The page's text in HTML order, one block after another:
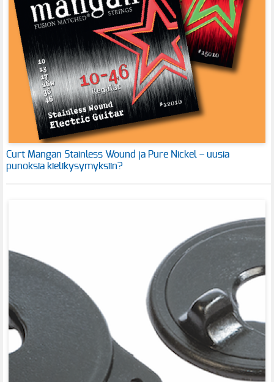
Curt Mangan Stainless Wound ja Pure Nickel – uusia
punoksia kielikysymyksiin?